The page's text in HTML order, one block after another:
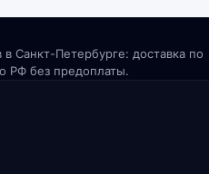
Санкт-Петербурге: доставка по
РФ без предоплаты.